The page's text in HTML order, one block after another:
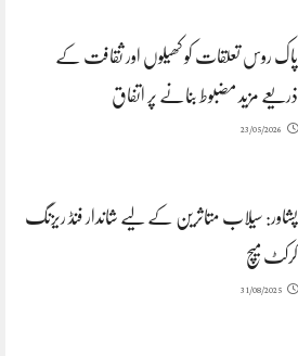
پاک روس تعلقات کو کھیلوں اور ثقافت کے
ذریعے مزید مضبوط بنانے پر اتفاق
23/05/2026
پشاور: سیلاب متاثرین کے لیے شاندار فنڈ ریزنگ
کرکٹ میچ
31/08/2025